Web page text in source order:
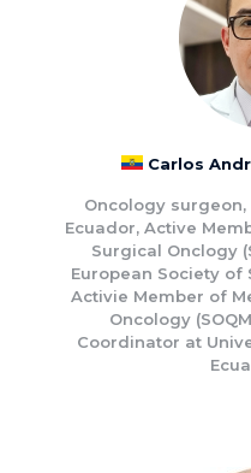
Carlos
Oncology
Ecuador, Active
Surgical Onclogy
European Society of
Activie Member of
Oncology
Coordinator at